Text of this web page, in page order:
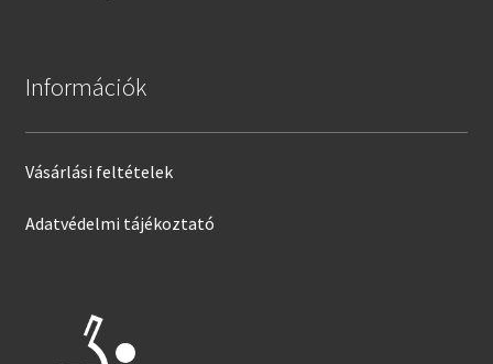
Információk
Vásárlási feltételek
Adatvédelmi tájékoztató